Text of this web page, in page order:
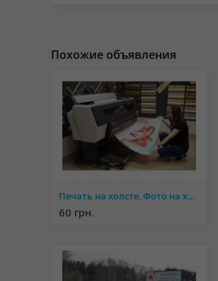
Похожие объявления
Печать на холсте, Фото на холсте, Модульные картины
60 грн.